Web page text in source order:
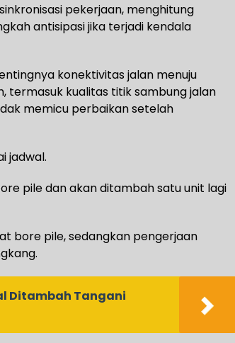
pekerjaan, menghitung
antisipasi jika terjadi kendala
konektivitas jalan menuju
termasuk kualitas titik sambung jalan
memicu perbaikan setelah
jadwal.
pile dan akan ditambah satu unit lagi
bore pile, sedangkan pengerjaan
Ditambah Tangani